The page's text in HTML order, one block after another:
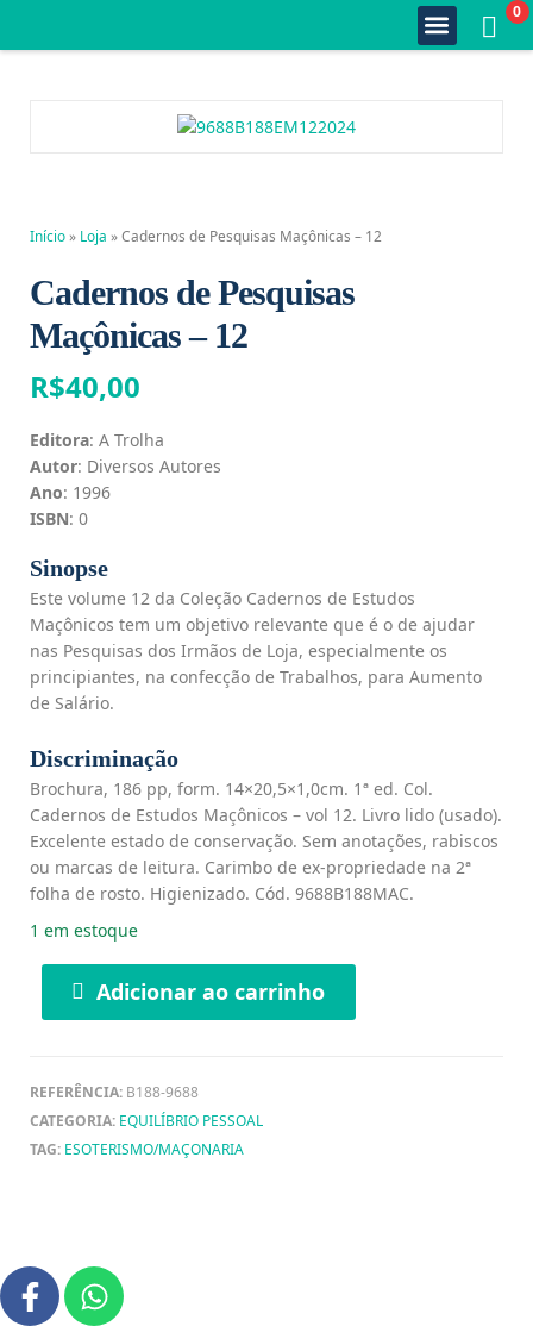
0
Início» Loja »Cadernos de Pesquisas Maçônicas – 12
Cadernos de Pesquisas
Maçônicas – 12
R$40,00
Editora: A Trolha
Autor: Diversos Autores
Ano: 1996
ISBN: 0
Sinopse
Este volume 12 da Coleção Cadernos de Estudos
Maçônicos tem um objetivo relevante que é o de ajudar
nas Pesquisas dos Irmãos de Loja, especialmente os
principiantes, na confecção de Trabalhos, para Aumento
de Salário.
Discriminação
Brochura, 186 pp, form. 14×20,5×1,0cm. 1ª ed. Col.
Cadernos de Estudos Maçônicos – vol 12. Livro lido (usado).
Excelente estado de conservação. Sem anotações, rabiscos
ou marcas de leitura. Carimbo de ex-propriedade na 2ª
folha de rosto. Higienizado. Cód. 9688B188MAC.
1 em estoque
Adicionar ao carrinho
REFERÊNCIA: B188-9688
CATEGORIA: EQUILÍBRIO PESSOAL
TAG: ESOTERISMO/MAÇONARIA